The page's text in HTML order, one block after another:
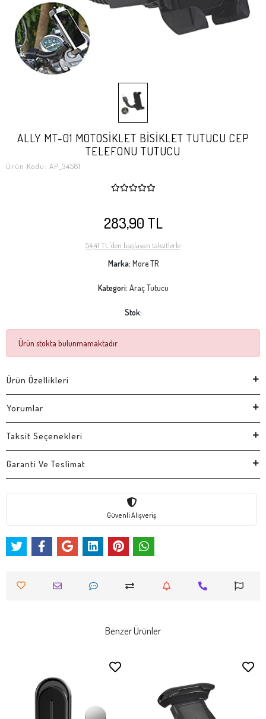
ALLY MT-01 MOTOSİKLET BİSİKLET TUTUCU CEP
TELEFONU TUTUCU
Ürün Kodu: AP_34581
283,90 TL
54,41 TL 'den başlayan taksitlerle
Marka: More TR
Kategori: Araç Tutucu
Stok:
Ürün stokta bulunmamaktadır.
Ürün Özellikleri
Yorumlar
Taksit Seçenekleri
Garanti Ve Teslimat
Güvenli Alışveriş
Benzer Ürünler